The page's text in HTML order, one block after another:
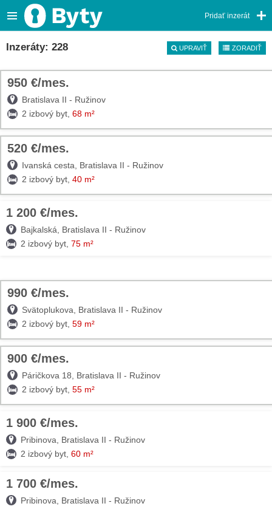
Pridať inzerát
Inzeráty: 228 UPRAVIŤ ZORADIŤ
TOP
950 €/mes.
Bratislava II - Ružinov
2 izbový byt, 68 m²
TOP
520 €/mes.
Ivanská cesta, Bratislava II - Ružinov
2 izbový byt, 40 m²
TOP
1 200 €/mes.
Bajkalská, Bratislava II - Ružinov
2 izbový byt, 75 m²
TOP
990 €/mes.
Svätoplukova, Bratislava II - Ružinov
2 izbový byt, 59 m²
TOP
900 €/mes.
Páričkova 18, Bratislava II - Ružinov
2 izbový byt, 55 m²
TOP
1 900 €/mes.
Pribinova, Bratislava II - Ružinov
2 izbový byt, 60 m²
TOP
1 700 €/mes.
Pribinova, Bratislava II - Ružinov